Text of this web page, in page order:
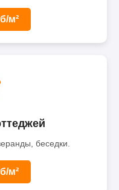
м²
беседки.
м²